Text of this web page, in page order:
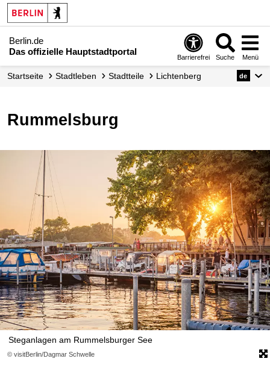
Berlin.de
Das offizielle Hauptstadtportal
Barrierefrei Suche Menü
Startseite Stadtleben Stadtteile Lichtenberg de
Rummelsburg
© visitBerlin/Dagmar Schwelle
Steganlagen am Rummelsburger See